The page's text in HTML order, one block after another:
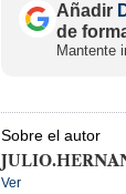
Añadir
de
Mantente
Sobre el autor
Ver